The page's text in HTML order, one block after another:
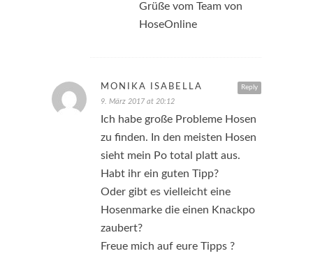
Grüße vom Team von
HoseOnline
Reply
MONIKA ISABELLA
9. März 2017 at 20:12
Ich habe große Probleme Hosen
zu finden. In den meisten Hosen
sieht mein Po total platt aus.
Habt ihr ein guten Tipp?
Oder gibt es vielleicht eine
Hosenmarke die einen Knackpo
zaubert?
Freue mich auf eure Tipps ?